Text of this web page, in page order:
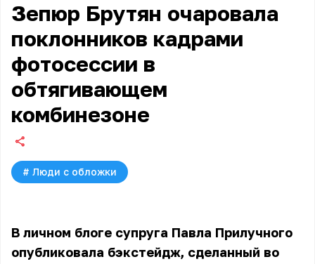
Зепюр Брутян очаровала
поклонников кадрами
фотосессии в
обтягивающем
комбинезоне
# Люди с обложки
В личном блоге супруга Павла Прилучного
опубликовала бэкстейдж, сделанный во